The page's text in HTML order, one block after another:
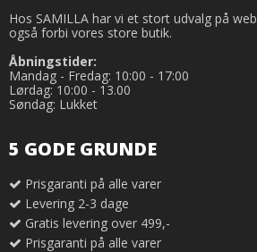
Hos SAMILLA har vi et stort udvalg på
også forbi vores store butik.
Åbningstider:
Mandag - Fredag: 10:00 - 17:00
Lørdag: 10:00 - 13.00
Søndag: Lukket
5 GODE GRUNDE
Prisgaranti på alle varer
Levering 2-3 dage
Gratis levering over 499,-
Prisgaranti på alle varer